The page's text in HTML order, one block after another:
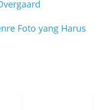
Foto yang Harus